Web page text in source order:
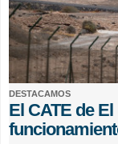
DESTACAMOS
El CATE de